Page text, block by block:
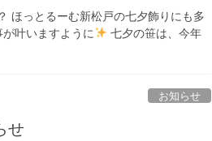
ほっとるーむ新松戸の七夕飾りにも多
叶いますように
七夕の笹は、今年
お知らせ
せ